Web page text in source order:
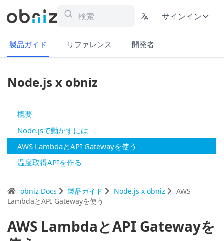
サインイン
製品ガイド リファレンス 開発者
Node.js x obniz
概要
Node.jsで動かすには
AWS LambdaとAPI Gatewayを使う
温度取得APIを作る
obniz Docs 製品ガイド Node.js x obniz
AWS
LambdaとAPI Gatewayを使う
AWS LambdaとAPI Gatewayを